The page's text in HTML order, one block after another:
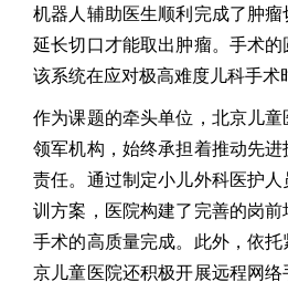
机器人辅助医生顺利完成了肿
延长切口才能取出肿瘤。手术
该系统在应对极高难度儿科手术
作为课题的牵头单位，北京儿
领军机构，始终承担着推动先
责任。通过制定小儿外科医护
训方案，医院构建了完善的岗
手术的高质量完成。此外，依
京儿童医院还积极开展远程网